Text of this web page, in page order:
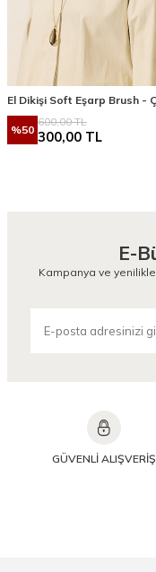
El Dikişi Soft Eşarp Brush -
%50
600,00TL
300,00 TL
E-
Kampanya ve
GÜVENLİ ALIŞVERİŞ